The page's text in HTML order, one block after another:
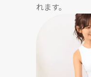
れます。